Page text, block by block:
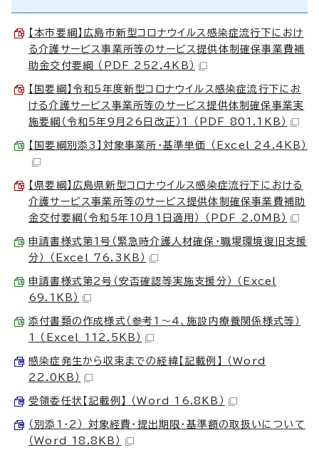
【本市要綱】広島市新型コロナウイルス感染症流行下におけ
る介護サービス事業所等のサービス提供体制確保事業費補
助金交付要綱 （PDF 252.4KB）
【国要綱】令和5年度新型コロナウイルス感染症流行下にお
ける介護サービス事業所等のサービス提供体制確保事業実
施要綱（令和5年9月26日改正）1 （PDF 801.1KB）
【国要綱別添3】対象事業所・基準単価 （Excel 24.4KB）
【県要綱】広島県新型コロナウイルス感染症流行下における
介護サービス事業所等のサービス提供体制確保事業費補助
金交付要綱（令和5年10月1日適用） （PDF 2.0MB）
申請書様式第1号（緊急時介護人材確保・職場環境復旧支援
分） （Excel 76.3KB）
申請書様式第2号（安否確認等実施支援分） （Excel
69.1KB）
添付書類の作成様式（参考1～4、施設内療養関係様式等）
1 （Excel 112.5KB）
感染症発生から収束までの経緯【記載例】 （Word
22.0KB）
受領委任状【記載例】 （Word 16.8KB）
（別添1・2） 対象経費・提出期限・基準額の取扱いについて
（Word 18.8KB）